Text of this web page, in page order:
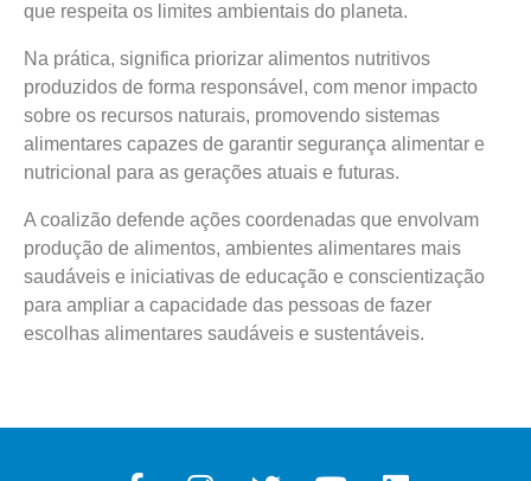
que respeita os limites ambientais do planeta.
Na prática, significa priorizar alimentos nutritivos
produzidos de forma responsável, com menor impacto
sobre os recursos naturais, promovendo sistemas
alimentares capazes de garantir segurança alimentar e
nutricional para as gerações atuais e futuras.
A coalizão defende ações coordenadas que envolvam
produção de alimentos, ambientes alimentares mais
saudáveis e iniciativas de educação e conscientização
para ampliar a capacidade das pessoas de fazer
escolhas alimentares saudáveis e sustentáveis.